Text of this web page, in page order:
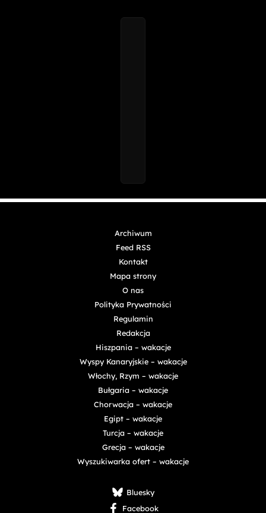
Archiwum
Feed RSS
Kontakt
Mapa strony
O nas
Polityka Prywatności
Regulamin
Redakcja
Hiszpania – wakacje
Wyspy Kanaryjskie – wakacje
Włochy, Rzym – wakacje
Bułgaria – wakacje
Chorwacja – wakacje
Egipt – wakacje
Turcja – wakacje
Grecja – wakacje
Wyszukiwarka ofert – wakacje
Bluesky
Facebook